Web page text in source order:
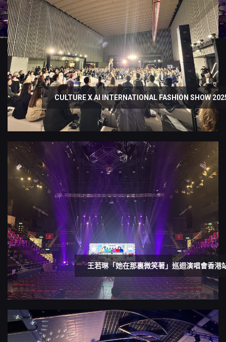
CULTURE X AI INTERNATIONAL FASHION SHOW
王若琳「她在那裏微笑著」巡迴演唱會香港